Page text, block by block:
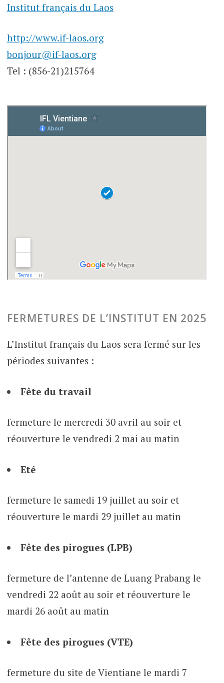
Institut français du Laos
http://www.if-laos.org
bonjour@if-laos.org
Tel : (856-21)215764
FERMETURES DE L’INSTITUT EN 2025
L’Institut français du Laos sera fermé sur les
périodes suivantes :
Fête du travail
fermeture le mercredi 30 avril au soir et
réouverture le vendredi 2 mai au matin
Eté
fermeture le samedi 19 juillet au soir et
réouverture le mardi 29 juillet au matin
Fête des pirogues (LPB)
fermeture de l’antenne de Luang Prabang le
vendredi 22 août au soir et réouverture le
mardi 26 août au matin
Fête des pirogues (VTE)
fermeture du site de Vientiane le mardi 7